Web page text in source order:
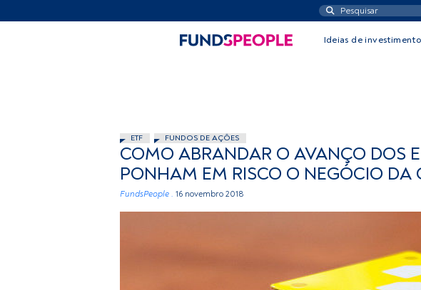
Ideias de investimento
ETF FUNDOS DE AÇÕES
COMO ABRANDAR O AVANÇO DOS
PONHAM EM RISCO O NEGÓCIO DA
FundsPeople . 16 novembro 2018